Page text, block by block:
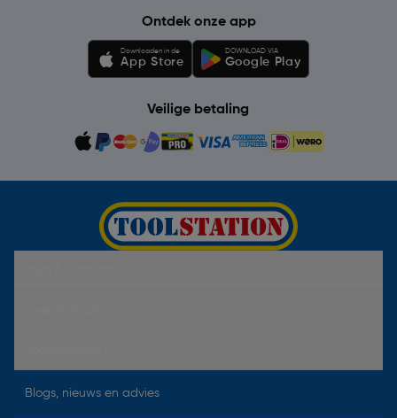
Ontdek onze app
Downloaden in de
App Store
DOWNLOAD VIA
Google Play
Veilige betaling
Blogs, nieuws en advies